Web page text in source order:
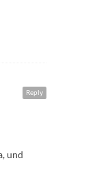
Reply
und